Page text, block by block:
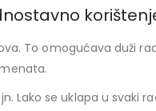
To omogućava duži
Lako se uklapa u svaki